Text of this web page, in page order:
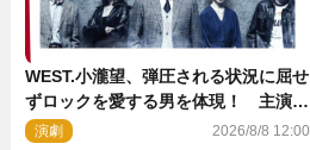
WEST.小瀧望、弾圧される状況に屈せ
ずロックを愛する男を体現！ 主演舞
台『ロックンロール』ビジュアル解禁
演劇 2026/8/8 12:00